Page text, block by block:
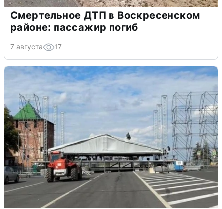
Смертельное ДТП в Воскресенском
районе: пассажир погиб
7 августа 17